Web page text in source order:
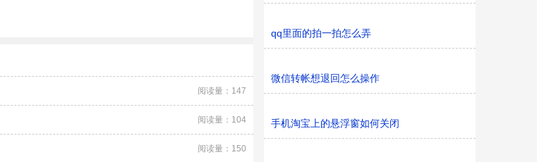
阅读量：147
阅读量：104
阅读量：150
qq里面的拍一拍怎么弄
微信转帐想退回怎么操作
手机淘宝上的悬浮窗如何关闭